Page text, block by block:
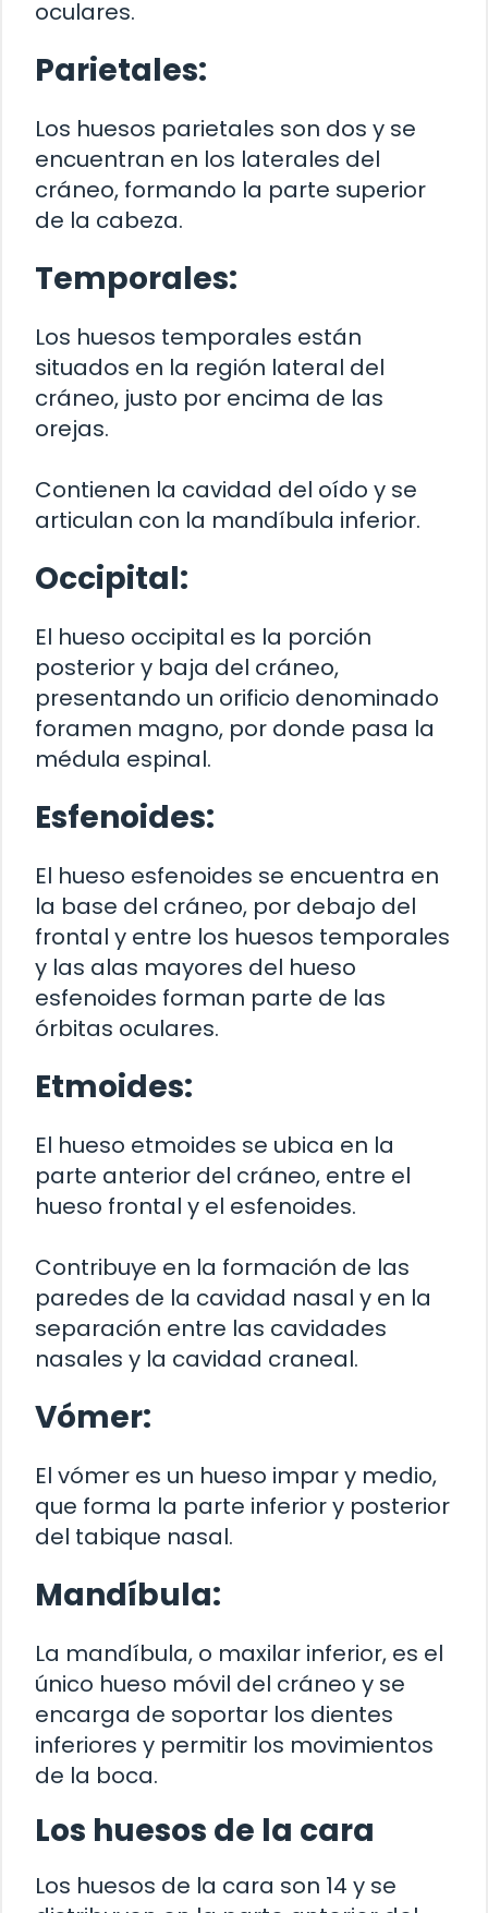
oculares.
Parietales:
Los huesos parietales son dos y se
encuentran en los laterales del
cráneo, formando la parte superior
de la cabeza.
Temporales:
Los huesos temporales están
situados en la región lateral del
cráneo, justo por encima de las
orejas.
Contienen la cavidad del oído y se
articulan con la mandíbula inferior.
Occipital:
El hueso occipital es la porción
posterior y baja del cráneo,
presentando un orificio denominado
foramen magno, por donde pasa la
médula espinal.
Esfenoides:
El hueso esfenoides se encuentra en
la base del cráneo, por debajo del
frontal y entre los huesos temporales
y las alas mayores del hueso
esfenoides forman parte de las
órbitas oculares.
Etmoides:
El hueso etmoides se ubica en la
parte anterior del cráneo, entre el
hueso frontal y el esfenoides.
Contribuye en la formación de las
paredes de la cavidad nasal y en la
separación entre las cavidades
nasales y la cavidad craneal.
Vómer:
El vómer es un hueso impar y medio,
que forma la parte inferior y posterior
del tabique nasal.
Mandíbula:
La mandíbula, o maxilar inferior, es el
único hueso móvil del cráneo y se
encarga de soportar los dientes
inferiores y permitir los movimientos
de la boca.
Los huesos de la cara
Los huesos de la cara son 14 y se